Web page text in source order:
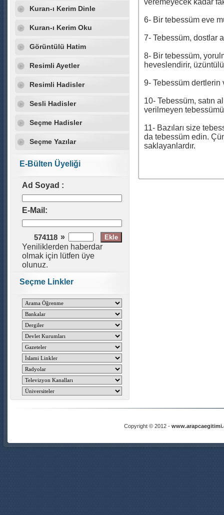
Kuran-ı Kerim Dinle
Kuran-ı Kerim Oku
Görüntülü Hatim
Resimli Ayetler
Resimli Hadisler
Sesli Hadisler
Seçme Hadisler
Seçme Yazılar
E-Bülten Üyeliği
Ad Soyad :
E-Mail:
574118 »
Yeniliklerden haberdar
olmak için lütfen üye
olunuz.
Seçme Linkler
veremeyecek kadar
6- Bir tebessüm eve
7- Tebessüm, dostlar
8- Bir tebessüm,
heveslendirir,
9- Tebessüm dertlerin
10- Tebessüm, satın
verilmeyen
11- Bazıları size
da tebessüm edin.
saklayanlardır.
Copyright © 2012 -